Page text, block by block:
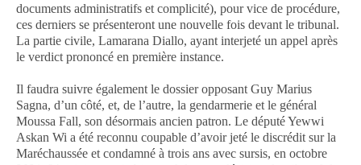
documents administratifs et complicité), pour vice de procédure,
ces derniers se présenteront une nouvelle fois devant le tribunal.
La partie civile, Lamarana Diallo, ayant interjeté un appel après
le verdict prononcé en première instance.
Il faudra suivre également le dossier opposant Guy Marius
Sagna, d’un côté, et, de l’autre, la gendarmerie et le général
Moussa Fall, son désormais ancien patron. Le député Yewwi
Askan Wi a été reconnu coupable d’avoir jeté le discrédit sur la
Maréchaussée et condamné à trois ans avec sursis, en octobre